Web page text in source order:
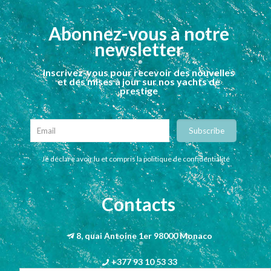
Abonnez-vous à notre
newsletter
Inscrivez-vous pour recevoir des nouvelles
et des mises à jour sur nos yachts de
prestige
Je déclare avoir lu et compris la politique de confidentialité
Contacts
8, quai Antoine 1er 98000 Monaco
+377 93 10 53 33